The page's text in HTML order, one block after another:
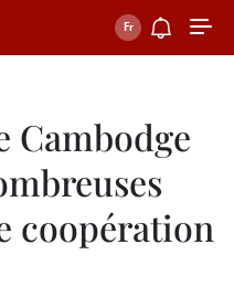
Cambodge
coopération